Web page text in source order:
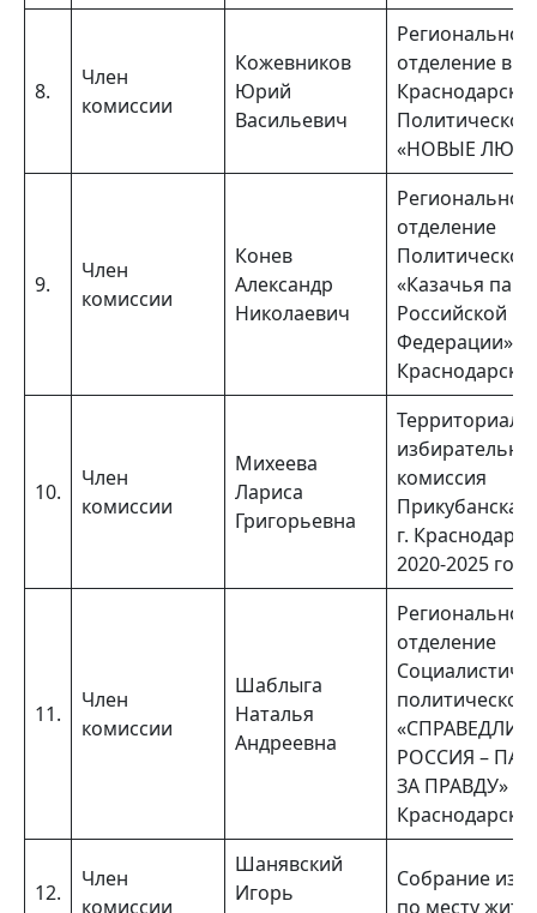
8.
Член
комиссии
Кожевников
Юрий
Васильевич
Региональное
отделение в
«НОВЫЕ
9.
Член
комиссии
Конев
Александр
Николаевич
Региональное
отделение
«Казачья
Российской
Федерации» в
10.
Член
комиссии
Михеева
Лариса
Григорьевна
комиссия
Прикубанская
г. Краснодара
2020-2025
11.
Член
комиссии
Шаблыга
Наталья
Андреевна
Региональное
отделение
РОССИЯ –
ЗА ПРАВДУ» в
12.
Член
комиссии
Шанявский
Игорь
Собрание
по месту